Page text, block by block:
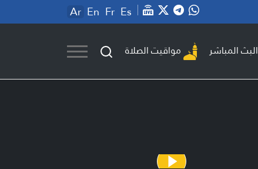
Ar En Fr Es
البث المباشر مواقيت الصلاة